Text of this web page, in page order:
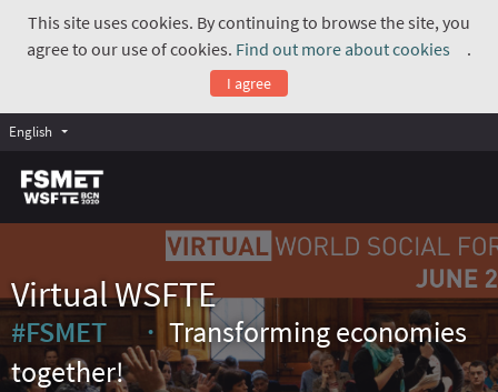
This site uses cookies. By continuing to browse the site, you
agree to our use of cookies. Find out more about cookies
.
I agree
English
Virtual WSFTE
#FSMET
(External link)
Transforming economies
together!